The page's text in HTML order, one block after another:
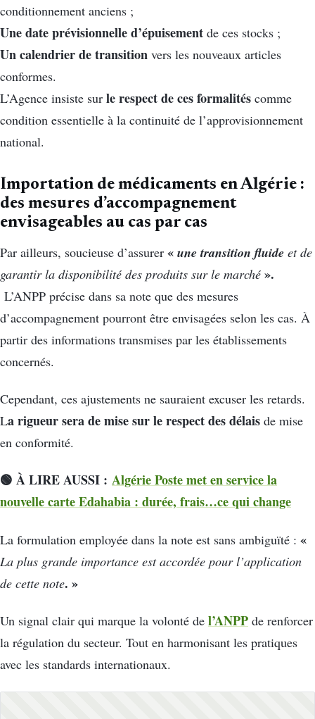
conditionnement anciens ;
Une date prévisionnelle d’épuisement de ces stocks ;
Un calendrier de transition vers les nouveaux articles
conformes.
L’Agence insiste sur le respect de ces formalités comme
condition essentielle à la continuité de l’approvisionnement
national.
Importation de médicaments en Algérie :
des mesures d’accompagnement
envisageables au cas par cas
Par ailleurs, soucieuse d’assurer «une transition fluide et de
garantir la disponibilité des produits sur le marché ».
L’ANPP précise dans sa note que des mesures
d’accompagnement pourront être envisagées selon les cas. À
partir des informations transmises par les établissements
concernés.
Cependant, ces ajustements ne sauraient excuser les retards.
La rigueur sera de mise sur le respect des délais de mise
en conformité.
🟢 À LIRE AUSSI : Algérie Poste met en service la
nouvelle carte Edahabia : durée, frais…ce qui change
La formulation employée dans la note est sans ambiguïté : «
La plus grande importance est accordée pour l’application
de cette note. »
Un signal clair qui marque la volonté de l’ANPP de renforcer
la régulation du secteur. Tout en harmonisant les pratiques
avec les standards internationaux.